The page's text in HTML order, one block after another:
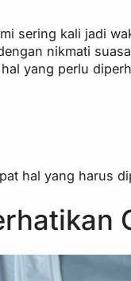
sering kali jadi
nikmati
yang perlu
hal yang harus